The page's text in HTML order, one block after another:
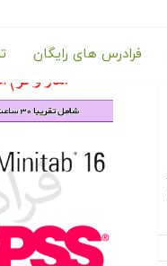
فرادرس های رایگان